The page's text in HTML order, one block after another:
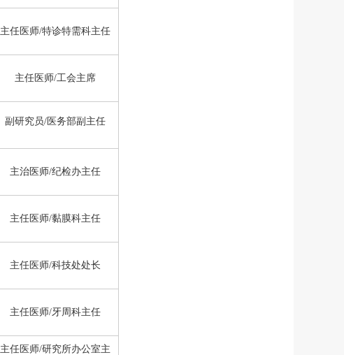
主任医师/特诊特需科主任
主任医师/工会主席
副研究员/医务部副主任
主治医师/纪检办主任
主任医师/黏膜科主任
主任医师/科技处处长
主任医师/牙周科主任
主任医师/研究所办公室主